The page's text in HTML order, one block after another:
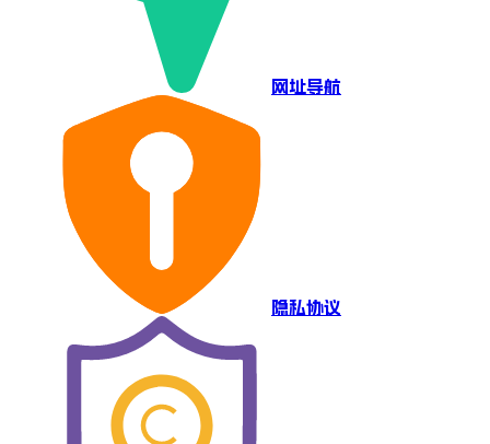
网址导航
隐私协议